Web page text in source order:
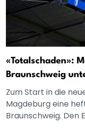
«Totalschaden»:
Braunschweig
Zum Start in die
Magdeburg eine
Braunschweig. Den